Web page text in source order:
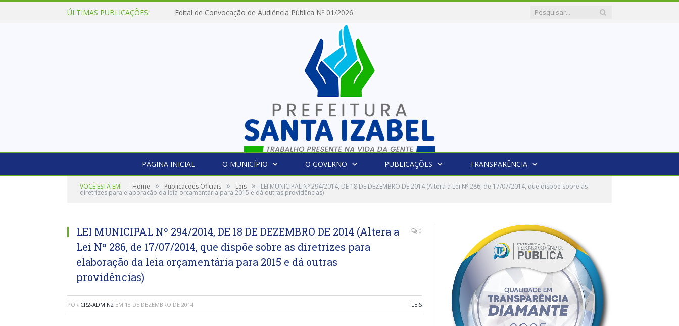
ÚLTIMAS PUBLICAÇÕES: Edital de Convocação de Audiência Pública Nº 01/2026
PÁGINA INICIAL O MUNICÍPIO O GOVERNO PUBLICAÇÕES TRANSPARÊNCIA
VOCÊ ESTÁ EM: Home » Publicações Oficiais » Leis » LEI MUNICIPAL Nº 294/2014, DE 18 DE DEZEMBRO DE 2014 (Altera a Lei Nº 286, de 17/07/2014, que dispõe sobre as
diretrizes para elaboração da leia orçamentária para 2015 e dá outras providências)
LEI MUNICIPAL Nº 294/2014, DE 18 DE DEZEMBRO DE 2014 (Altera a
Lei Nº 286, de 17/07/2014, que dispõe sobre as diretrizes para
elaboração da leia orçamentária para 2015 e dá outras
providências)
0
POR CR2-ADMIN2 EM 18 DE DEZEMBRO DE 2014 LEIS